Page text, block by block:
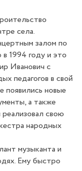
села.
залом по
1994 году и это
Иванович с
педагогов в свой
появились новые
а также
свою
народных
музыканта и
Ему быстро